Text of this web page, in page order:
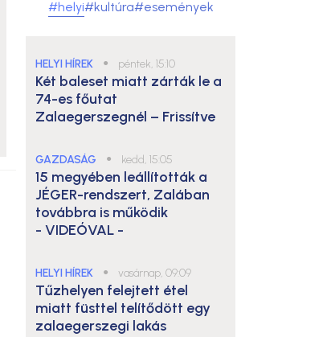
#helyi#kultúra#események
HELYI HÍREK ● péntek, 15:10
Két baleset miatt zárták le a
74-es főutat
Zalaegerszegnél – Frissítve
GAZDASÁG ● kedd, 15:05
15 megyében leállították a
JÉGER-rendszert, Zalában
továbbra is működik
- VIDEÓVAL -
HELYI HÍREK ● vasárnap, 09:09
Tűzhelyen felejtett étel
miatt füsttel telítődött egy
zalaegerszegi lakás